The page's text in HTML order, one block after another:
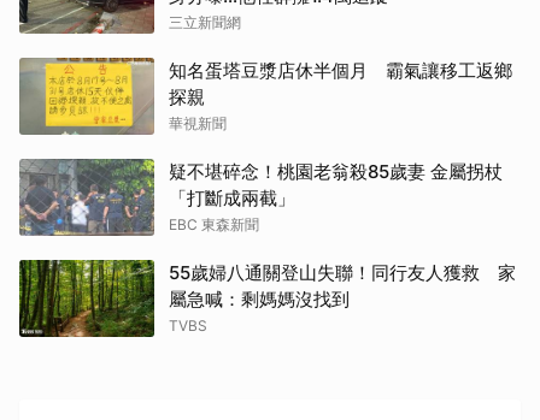
三立新聞網
知名蛋塔豆漿店休半個月 霸氣讓移工返鄉
探親
華視新聞
疑不堪碎念！桃園老翁殺85歲妻 金屬拐杖
「打斷成兩截」
EBC 東森新聞
55歲婦八通關登山失聯！同行友人獲救 家
屬急喊：剩媽媽沒找到
TVBS
取消